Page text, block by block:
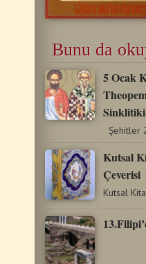
Bunu da
5 Ocak
Sinklitiki
Kutsal
Çeverisi